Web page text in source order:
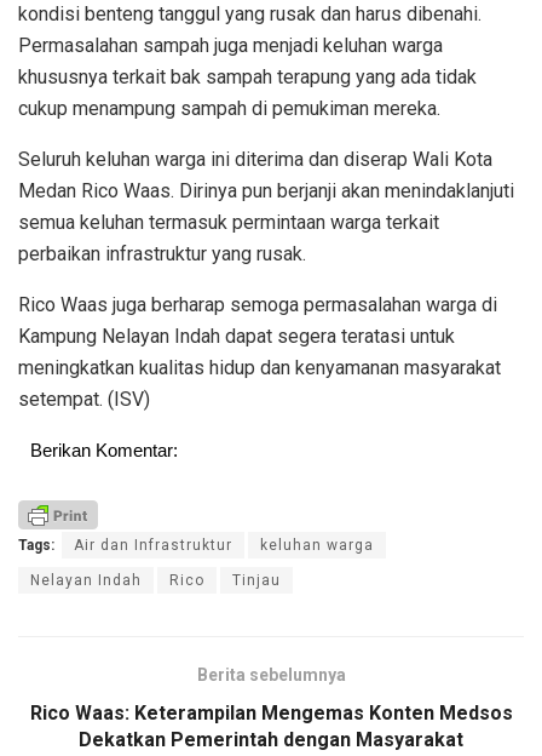
kondisi benteng tanggul yang rusak dan harus dibenahi.
Permasalahan sampah juga menjadi keluhan warga
khususnya terkait bak sampah terapung yang ada tidak
cukup menampung sampah di pemukiman mereka.
Seluruh keluhan warga ini diterima dan diserap Wali Kota
Medan Rico Waas. Dirinya pun berjanji akan menindaklanjuti
semua keluhan termasuk permintaan warga terkait
perbaikan infrastruktur yang rusak.
Rico Waas juga berharap semoga permasalahan warga di
Kampung Nelayan Indah dapat segera teratasi untuk
meningkatkan kualitas hidup dan kenyamanan masyarakat
setempat. (ISV)
Berikan Komentar:
Tags: Air dan Infrastruktur keluhan warga
Nelayan Indah Rico Tinjau
Berita sebelumnya
Rico Waas: Keterampilan Mengemas Konten Medsos
Dekatkan Pemerintah dengan Masyarakat